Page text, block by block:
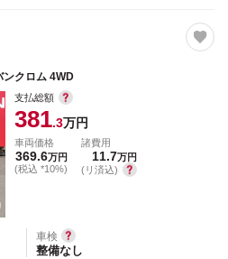
ンクロム 4WD
支払総額
381.3万円
車両価格
369.6万円
(税込 *10%)
諸費用
11.7万円
(リ済込)
車検
整備なし